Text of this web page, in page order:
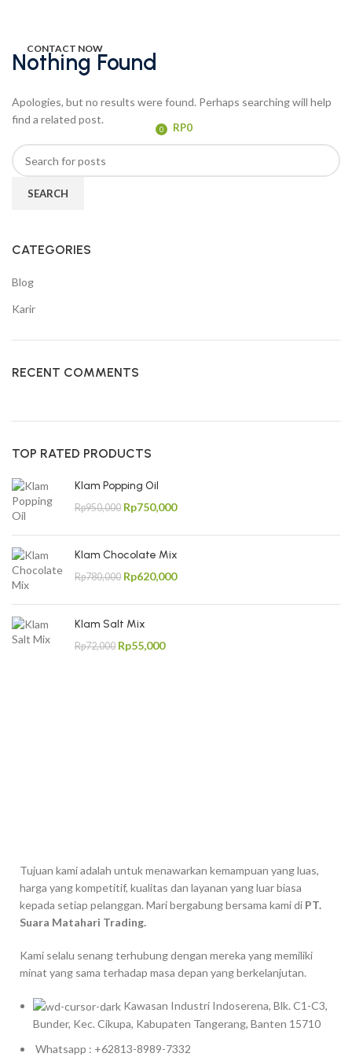
CONTACT NOW
0 / RP0
Nothing Found
Apologies, but no results were found. Perhaps searching will help
find a related post.
SEARCH
CATEGORIES
Blog
Karir
RECENT COMMENTS
TOP RATED PRODUCTS
Klam Popping Oil
Rp950,000 Rp750,000
Klam Chocolate Mix
Rp780,000 Rp620,000
Klam Salt Mix
Rp72,000 Rp55,000
Tujuan kami adalah untuk menawarkan kemampuan yang luas,
harga yang kompetitif, kualitas dan layanan yang luar biasa
kepada setiap pelanggan. Mari bergabung bersama kami di PT.
Suara Matahari Trading.
Kami selalu senang terhubung dengan mereka yang memiliki
minat yang sama terhadap masa depan yang berkelanjutan.
Kawasan Industri Indoserena, Blk. C1-C3,
Bunder, Kec. Cikupa, Kabupaten Tangerang, Banten 15710
Whatsapp : +62813-8989-7332